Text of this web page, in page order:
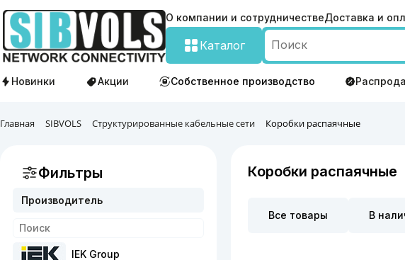
О компании и сотрудничествеДоставка и
Каталог
Новинки Акции Собственное производство
Главная SIBVOLS Структурированные кабельные сети Коробки распаячные
Фильтры
Производитель
IEK Group
Коробки распаячные
Все товары В